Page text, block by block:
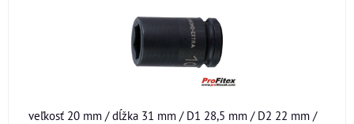
veľkosť 20 mm / dĺžka 31 mm / D1 28,5 mm / D2 22 mm /